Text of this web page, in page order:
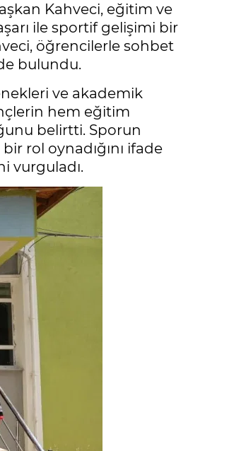
Kahveci, eğitim ve
ile sportif gelişimi bir
öğrencilerle sohbet
bulundu.
ve akademik
hem eğitim
belirtti. Sporun
rol oynadığını ifade
vurguladı.